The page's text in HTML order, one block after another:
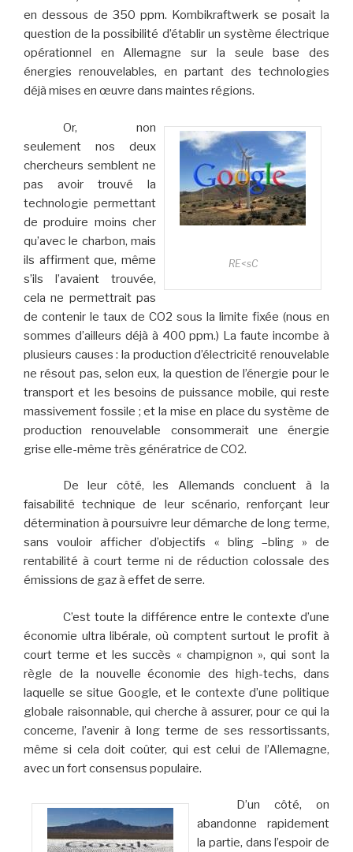
en dessous de 350 ppm. Kombikraftwerk se posait la
question de la possibilité d’établir un système électrique
opérationnel en Allemagne sur la seule base des
énergies renouvelables, en partant des technologies
déjà mises en œuvre dans maintes régions.
RE<sC
Or, non
seulement nos deux
chercheurs semblent ne
pas avoir trouvé la
technologie permettant
de produire moins cher
qu’avec le charbon, mais
ils affirment que, même
s’ils l’avaient trouvée,
cela ne permettrait pas
de contenir le taux de CO2 sous la limite fixée (nous en
sommes d’ailleurs déjà à 400 ppm.) La faute incombe à
plusieurs causes : la production d’électricité renouvelable
ne résout pas, selon eux, la question de l’énergie pour le
transport et les besoins de puissance mobile, qui reste
massivement fossile ; et la mise en place du système de
production renouvelable consommerait une énergie
grise elle-même très génératrice de CO2.
De leur côté, les Allemands concluent à la
faisabilité technique de leur scénario, renforçant leur
détermination à poursuivre leur démarche de long terme,
sans vouloir afficher d’objectifs « bling –bling » de
rentabilité à court terme ni de réduction colossale des
émissions de gaz à effet de serre.
C’est toute la différence entre le contexte d’une
économie ultra libérale, où comptent surtout le profit à
court terme et les succès « champignon », qui sont la
règle de la nouvelle économie des high-techs, dans
laquelle se situe Google, et le contexte d’une politique
globale raisonnable, qui cherche à assurer, pour ce qui la
concerne, l’avenir à long terme de ses ressortissants,
même si cela doit coûter, qui est celui de l’Allemagne,
avec un fort consensus populaire.
D’un côté, on
abandonne rapidement
la partie, dans l’espoir de